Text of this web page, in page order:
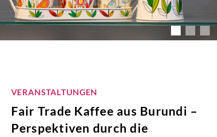
VERANSTALTUNGEN
Fair Trade Kaffee aus Burundi –
Perspektiven durch die